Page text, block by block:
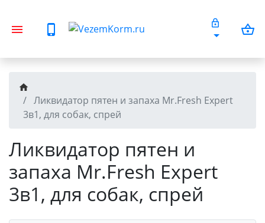
Ликвидатор пятен и запаха Mr.Fresh Expert
3в1, для собак, спрей
Ликвидатор пятен и
запаха Mr.Fresh Expert
3в1, для собак, спрей